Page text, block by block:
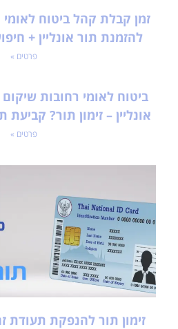
זמן קבלת קהל ביטוח
להזמנת תור אונליין +
פרטים »
ביטוח לאומי רחובות
אונליין – זימון תור?
פרטים »
זימון תור להנפקת תעודת